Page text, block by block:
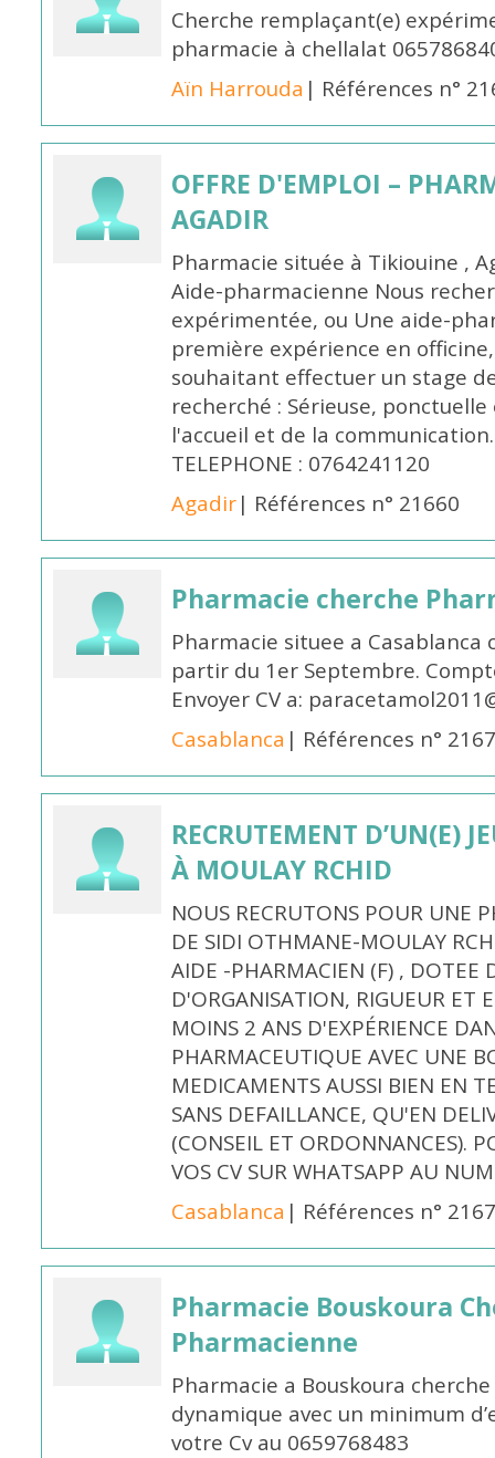
Cherche remplaçant(e)
pharmacie à chellalat
Aïn Harrouda | Références n°
OFFRE D'EMPLOI –
AGADIR
Pharmacie située à Tikiouine ,
Aide-pharmacienne Nous
expérimentée, ou Une aide-
première expérience en
souhaitant effectuer un stage
recherché : Sérieuse,
l'accueil et de la
TELEPHONE : 0764241120
Agadir| Références n° 21660
Pharmacie cherche
Pharmacie situee a
partir du 1er Septembre.
Envoyer CV a:
Casablanca | Références n°
RECRUTEMENT D’UN(E)
À MOULAY RCHID
NOUS RECRUTONS POUR UNE
DE SIDI OTHMANE-MOULAY
AIDE -PHARMACIEN (F) , DOTEE
D'ORGANISATION, RIGUEUR ET
MOINS 2 ANS D'EXPÉRIENCE
PHARMACEUTIQUE AVEC UNE
MEDICAMENTS AUSSI BIEN EN
SANS DEFAILLANCE, QU'EN
(CONSEIL ET ORDONNANCES).
VOS CV SUR WHATSAPP AU
Casablanca | Références n°
Pharmacie Bouskoura
Pharmacienne
Pharmacie a Bouskoura
dynamique avec un minimum
votre Cv au 0659768483